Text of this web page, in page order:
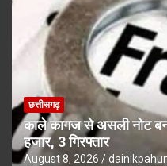
छत्तीसगढ़
काले कागज से असली नोट
हजार, 3 गिरफ्तार
August 8, 2026